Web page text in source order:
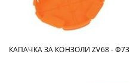
КАПАЧКА ЗА КОНЗОЛИ ZV68 - Ф73